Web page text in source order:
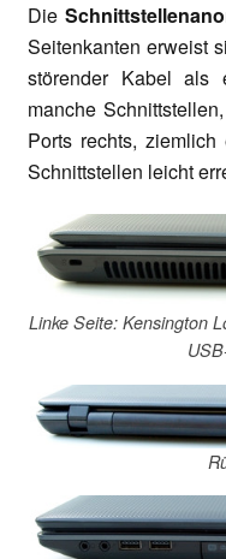
Die
Seitenkanten erweist
störender Kabel als
manche
Ports rechts,
Schnittstellen leicht
Linke Seite: Kensington